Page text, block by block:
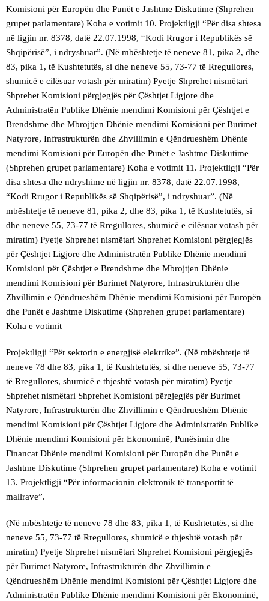
Komisioni për Europën dhe Punët e Jashtme Diskutime (Shprehen
grupet parlamentare) Koha e votimit 10. Projektligji “Për disa shtesa
në ligjin nr. 8378, datë 22.07.1998, “Kodi Rrugor i Republikës së
Shqipërisë”, i ndryshuar”. (Në mbështetje të neneve 81, pika 2, dhe
83, pika 1, të Kushtetutës, si dhe neneve 55, 73-77 të Rregullores,
shumicë e cilësuar votash për miratim) Pyetje Shprehet nismëtari
Shprehet Komisioni përgjegjës për Çështjet Ligjore dhe
Administratën Publike Dhënie mendimi Komisioni për Çështjet e
Brendshme dhe Mbrojtjen Dhënie mendimi Komisioni për Burimet
Natyrore, Infrastrukturën dhe Zhvillimin e Qëndrueshëm Dhënie
mendimi Komisioni për Europën dhe Punët e Jashtme Diskutime
(Shprehen grupet parlamentare) Koha e votimit 11. Projektligji “Për
disa shtesa dhe ndryshime në ligjin nr. 8378, datë 22.07.1998,
“Kodi Rrugor i Republikës së Shqipërisë”, i ndryshuar”. (Në
mbështetje të neneve 81, pika 2, dhe 83, pika 1, të Kushtetutës, si
dhe neneve 55, 73-77 të Rregullores, shumicë e cilësuar votash për
miratim) Pyetje Shprehet nismëtari Shprehet Komisioni përgjegjës
për Çështjet Ligjore dhe Administratën Publike Dhënie mendimi
Komisioni për Çështjet e Brendshme dhe Mbrojtjen Dhënie
mendimi Komisioni për Burimet Natyrore, Infrastrukturën dhe
Zhvillimin e Qëndrueshëm Dhënie mendimi Komisioni për Europën
dhe Punët e Jashtme Diskutime (Shprehen grupet parlamentare)
Koha e votimit
Projektligji “Për sektorin e energjisë elektrike”. (Në mbështetje të
neneve 78 dhe 83, pika 1, të Kushtetutës, si dhe neneve 55, 73-77
të Rregullores, shumicë e thjeshtë votash për miratim) Pyetje
Shprehet nismëtari Shprehet Komisioni përgjegjës për Burimet
Natyrore, Infrastrukturën dhe Zhvillimin e Qëndrueshëm Dhënie
mendimi Komisioni për Çështjet Ligjore dhe Administratën Publike
Dhënie mendimi Komisioni për Ekonominë, Punësimin dhe
Financat Dhënie mendimi Komisioni për Europën dhe Punët e
Jashtme Diskutime (Shprehen grupet parlamentare) Koha e votimit
13. Projektligji “Për informacionin elektronik të transportit të
mallrave”.
(Në mbështetje të neneve 78 dhe 83, pika 1, të Kushtetutës, si dhe
neneve 55, 73-77 të Rregullores, shumicë e thjeshtë votash për
miratim) Pyetje Shprehet nismëtari Shprehet Komisioni përgjegjës
për Burimet Natyrore, Infrastrukturën dhe Zhvillimin e
Qëndrueshëm Dhënie mendimi Komisioni për Çështjet Ligjore dhe
Administratën Publike Dhënie mendimi Komisioni për Ekonominë,